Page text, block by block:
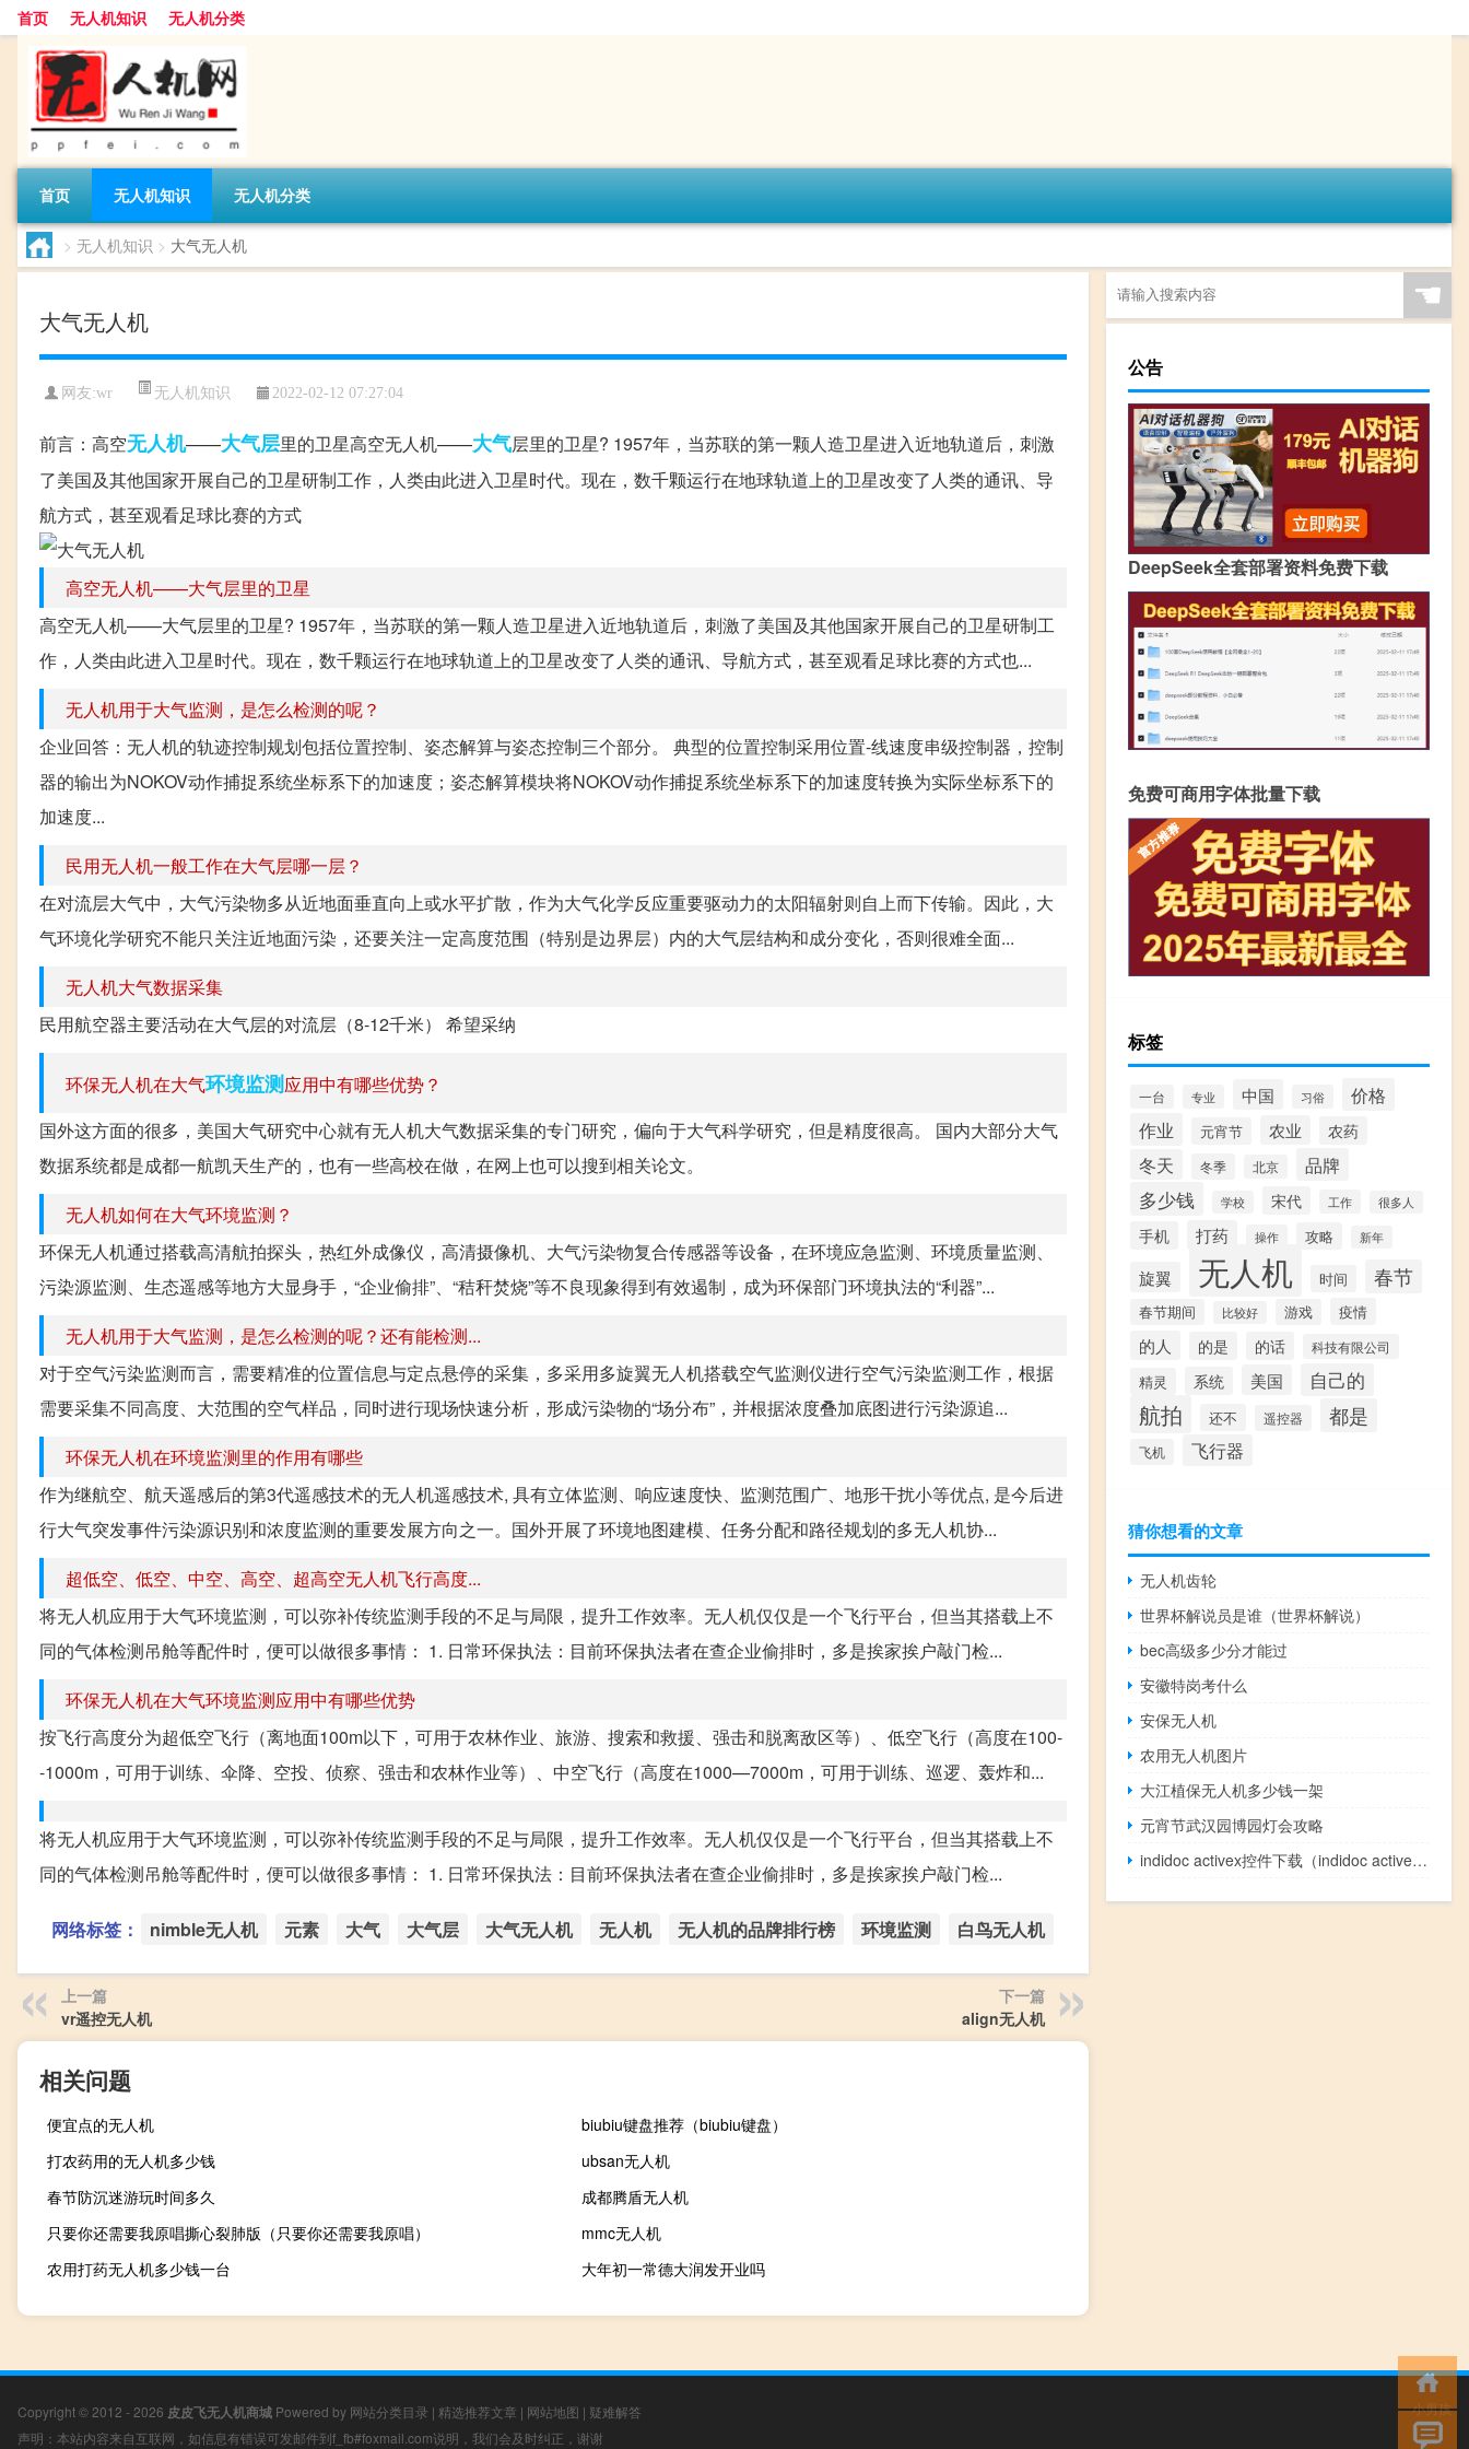
首页 无人机知识 无人机分类
首页 无人机知识 无人机分类
> 无人机知识 > 大气无人机
大气无人机
网友:wr 无人机知识 2022-02-12 07:27:04
前言：高空无人机——大气层里的卫星高空无人机——大气层里的卫星? 1957年，当苏联的第一颗人造卫星进入近地轨道后，刺激
了美国及其他国家开展自己的卫星研制工作，人类由此进入卫星时代。现在，数千颗运行在地球轨道上的卫星改变了人类的通讯、导
航方式，甚至观看足球比赛的方式
高空无人机——大气层里的卫星
高空无人机——大气层里的卫星? 1957年，当苏联的第一颗人造卫星进入近地轨道后，刺激了美国及其他国家开展自己的卫星研制工
作，人类由此进入卫星时代。现在，数千颗运行在地球轨道上的卫星改变了人类的通讯、导航方式，甚至观看足球比赛的方式也...
无人机用于大气监测，是怎么检测的呢？
企业回答：无人机的轨迹控制规划包括位置控制、姿态解算与姿态控制三个部分。 典型的位置控制采用位置-线速度串级控制器，控制
器的输出为NOKOV动作捕捉系统坐标系下的加速度；姿态解算模块将NOKOV动作捕捉系统坐标系下的加速度转换为实际坐标系下的
加速度...
民用无人机一般工作在大气层哪一层？
在对流层大气中，大气污染物多从近地面垂直向上或水平扩散，作为大气化学反应重要驱动力的太阳辐射则自上而下传输。因此，大
气环境化学研究不能只关注近地面污染，还要关注一定高度范围（特别是边界层）内的大气层结构和成分变化，否则很难全面...
无人机大气数据采集
民用航空器主要活动在大气层的对流层（8-12千米） 希望采纳
环保无人机在大气环境监测应用中有哪些优势？
国外这方面的很多，美国大气研究中心就有无人机大气数据采集的专门研究，偏向于大气科学研究，但是精度很高。 国内大部分大气
数据系统都是成都一航凯天生产的，也有一些高校在做，在网上也可以搜到相关论文。
无人机如何在大气环境监测？
环保无人机通过搭载高清航拍探头，热红外成像仪，高清摄像机、大气污染物复合传感器等设备，在环境应急监测、环境质量监测、
污染源监测、生态遥感等地方大显身手，“企业偷排”、“秸秆焚烧”等不良现象得到有效遏制，成为环保部门环境执法的“利器”...
无人机用于大气监测，是怎么检测的呢？还有能检测...
对于空气污染监测而言，需要精准的位置信息与定点悬停的采集，多采用多旋翼无人机搭载空气监测仪进行空气污染监测工作，根据
需要采集不同高度、大范围的空气样品，同时进行现场快速分析，形成污染物的“场分布”，并根据浓度叠加底图进行污染源追...
环保无人机在环境监测里的作用有哪些
作为继航空、航天遥感后的第3代遥感技术的无人机遥感技术, 具有立体监测、响应速度快、监测范围广、地形干扰小等优点, 是今后进
行大气突发事件污染源识别和浓度监测的重要发展方向之一。国外开展了环境地图建模、任务分配和路径规划的多无人机协...
超低空、低空、中空、高空、超高空无人机飞行高度...
将无人机应用于大气环境监测，可以弥补传统监测手段的不足与局限，提升工作效率。无人机仅仅是一个飞行平台，但当其搭载上不
同的气体检测吊舱等配件时，便可以做很多事情： 1. 日常环保执法：目前环保执法者在查企业偷排时，多是挨家挨户敲门检...
环保无人机在大气环境监测应用中有哪些优势
按飞行高度分为超低空飞行（离地面100m以下，可用于农林作业、旅游、搜索和救援、强击和脱离敌区等）、低空飞行（高度在100-
-1000m，可用于训练、伞降、空投、侦察、强击和农林作业等）、中空飞行（高度在1000—7000m，可用于训练、巡逻、轰炸和...
将无人机应用于大气环境监测，可以弥补传统监测手段的不足与局限，提升工作效率。无人机仅仅是一个飞行平台，但当其搭载上不
同的气体检测吊舱等配件时，便可以做很多事情： 1. 日常环保执法：目前环保执法者在查企业偷排时，多是挨家挨户敲门检...
网络标签： nimble无人机 元素 大气 大气层 大气无人机 无人机 无人机的品牌排行榜 环境监测 白鸟无人机
上一篇
vr遥控无人机
下一篇
align无人机
相关问题
便宜点的无人机
biubiu键盘推荐（biubiu键盘）
打农药用的无人机多少钱
ubsan无人机
春节防沉迷游玩时间多久
成都腾盾无人机
只要你还需要我原唱撕心裂肺版（只要你还需要我原唱）
mmc无人机
农用打药无人机多少钱一台
大年初一常德大润发开业吗
☚
公告
DeepSeek全套部署资料免费下载
免费可商用字体批量下载
标签
一台 专业 中国 习俗
价格
作业
元宵节 农业 农药
冬天 冬季 北京 品牌
多少钱 学校 宋代 工作 很多人
手机 打药 操作 攻略 新年
旋翼 无人机 时间 春节
春节期间 比较好 游戏 疫情
的人 的是 的话 科技有限公司
精灵 系统 美国 自己的
航拍 还不 遥控器 都是
飞机 飞行器
猜你想看的文章
无人机齿轮
世界杯解说员是谁（世界杯解说）
bec高级多少分才能过
安徽特岗考什么
安保无人机
农用无人机图片
大江植保无人机多少钱一架
元宵节武汉园博园灯会攻略
indidoc activex控件下载（indidoc activex）
Copyright © 2012 - 2026 皮皮飞无人机商城 Powered by 网站分类目录 | 精选推荐文章 | 网站地图 | 疑难解答
声明：本站内容来自互联网，如信息有错误可发邮件到f_fb#foxmail.com说明，我们会及时纠正，谢谢
小男孩